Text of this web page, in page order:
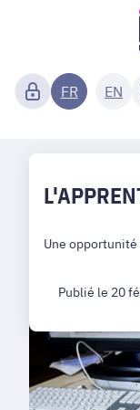
FR EN
Une opportunité
Publié le 20